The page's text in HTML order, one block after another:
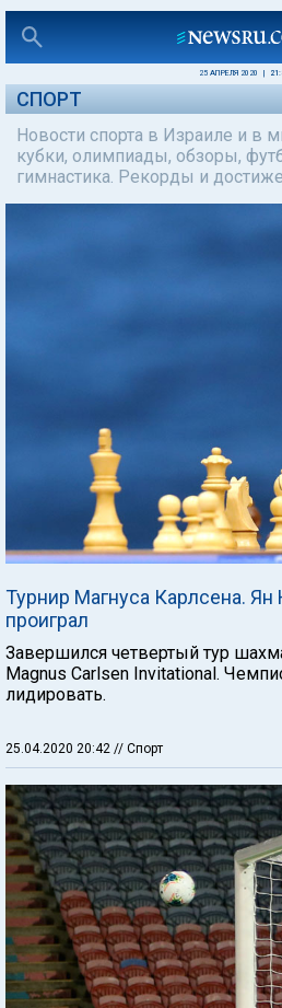
25 АПРЕЛЯ 2020
СПОРТ
Новости спорта в Израиле и в
кубки, олимпиады, обзоры,
гимнастика. Рекорды и
Турнир Магнуса Карлсена.
проиграл
Завершился четвертый тур
Magnus Carlsen Invitational.
лидировать.
25.04.2020 20:42 // Спорт